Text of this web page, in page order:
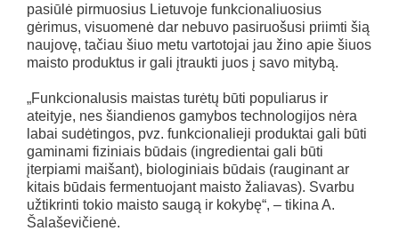
pasiūlė pirmuosius Lietuvoje funkcionaliuosius
gėrimus, visuomenė dar nebuvo pasiruošusi priimti šią
naujovę, tačiau šiuo metu vartotojai jau žino apie šiuos
maisto produktus ir gali įtraukti juos į savo mitybą.
„Funkcionalusis maistas turėtų būti populiarus ir
ateityje, nes šiandienos gamybos technologijos nėra
labai sudėtingos, pvz. funkcionalieji produktai gali būti
gaminami fiziniais būdais (ingredientai gali būti
įterpiami maišant), biologiniais būdais (rauginant ar
kitais būdais fermentuojant maisto žaliavas). Svarbu
užtikrinti tokio maisto saugą ir kokybę“, – tikina A.
Šalaševičienė.